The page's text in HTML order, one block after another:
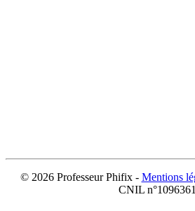
© 2026 Professeur Phifix - Mentions
CNIL n°1096361